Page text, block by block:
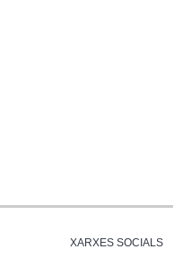
XARXES SOCIALS